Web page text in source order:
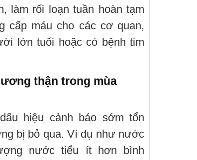
làm rối loạn tuần hoàn tạm
cấp máu cho các cơ quan,
lớn tuổi hoặc có bệnh tim
thận trong mùa
hiệu cảnh báo sớm tổn
bị bỏ qua. Ví dụ như nước
nước tiểu ít hơn bình